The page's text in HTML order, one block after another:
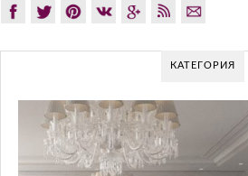
КАТЕГОРИЯ